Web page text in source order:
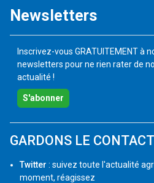
Newsletters
Inscrivez-vous GRATUITEMENT à
newsletters pour ne rien rater de
actualité !
S'abonner
GARDONS LE CONTACT
Twitter : suivez toute l'actualité
moment, réagissez